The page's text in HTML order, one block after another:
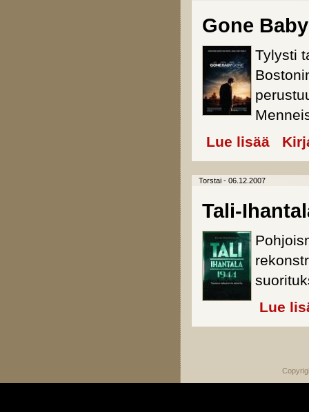
Gone
Tylysti
Lue lisää about
Torstai - 06.12.2007
Tali-
Lue